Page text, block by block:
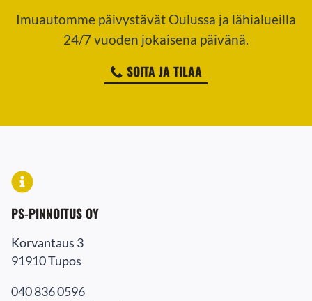
Imuautomme päivystävät Oulussa ja lähialueilla
24/7 vuoden jokaisena päivänä.
SOITA JA TILAA
PS-PINNOITUS OY
Korvantaus 3
91910 Tupos
040 836 0596